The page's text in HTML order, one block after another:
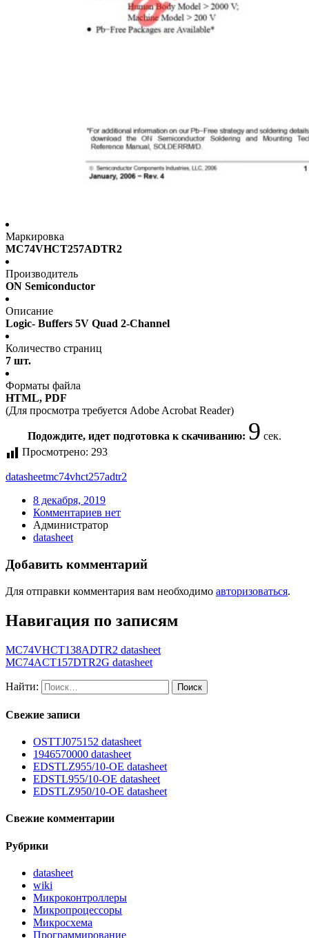
Маркировка
MC74VHCT257ADTR2
Производитель
ON Semiconductor
Описание
Logic- Buffers 5V Quad 2-Channel
Количество страниц
7 шт.
Форматы файла
HTML, PDF
(Для просмотра требуется Adobe Acrobat Reader)
Подождите, идет подготовка к скачиванию: 9 сек.
Просмотрено: 293
datasheetmc74vhct257adtr2
8 декабря, 2019
Комментариев нет
Администратор
datasheet
Добавить комментарий
Для отправки комментария вам необходимо авторизоваться.
Навигация по записям
MC74VHCT138ADTR2 datasheet
MC74ACT157DTR2G datasheet
Найти:
Свежие записи
OSTTJ075152 datasheet
1946570000 datasheet
EDSTLZ955/10-OE datasheet
EDSTL955/10-OE datasheet
EDSTLZ950/10-OE datasheet
Свежие комментарии
Рубрики
datasheet
wiki
Микроконтроллеры
Микропроцессоры
Микросхема
Программирование